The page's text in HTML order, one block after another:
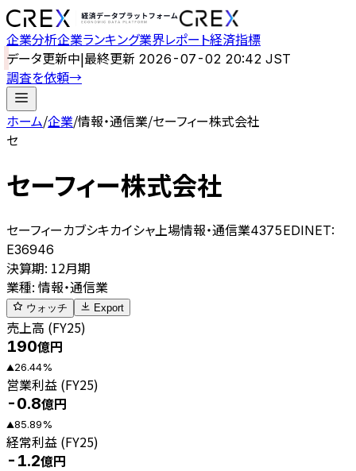
企業分析企業ランキング業界レポート経済指標
データ更新中|最終更新 2026-07-02 20:42 JST
調査を依頼→
ホーム/企業/情報・通信業/セーフィー株式会社
セ
セーフィー株式会社
セーフィーカブシキカイシャ 上場情報・通信業4375EDINET:
E36946
決算期: 12月期
業種: 情報・通信業
ウォッチ Export
売上高 (FY25)
190億円
▲26.44%
営業利益 (FY25)
-0.8億円
▲85.89%
経常利益 (FY25)
-1.2億円